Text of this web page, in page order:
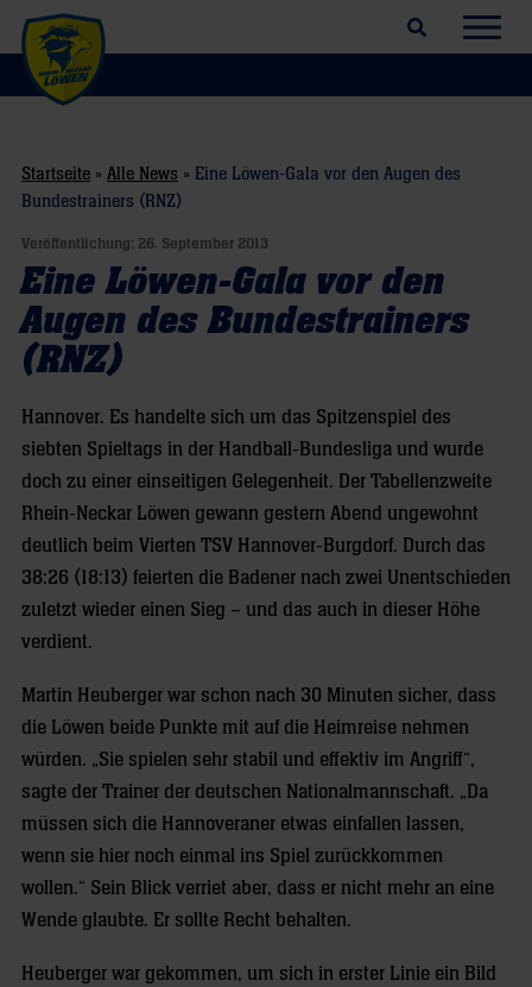
Suchfeld öffnen
Startseite » Alle News » Eine Löwen-Gala vor den Augen des
Bundestrainers (RNZ)
Veröffentlichung: 26. September 2013
Eine Löwen-Gala vor den
Augen des Bundestrainers
(RNZ)
Hannover. Es handelte sich um das Spitzenspiel des
siebten Spieltags in der Handball-Bundesliga und wurde
doch zu einer einseitigen Gelegenheit. Der Tabellenzweite
Rhein-Neckar Löwen gewann gestern Abend ungewohnt
deutlich beim Vierten TSV Hannover-Burgdorf. Durch das
38:26 (18:13) feierten die Badener nach zwei Unentschieden
zuletzt wieder einen Sieg – und das auch in dieser Höhe
verdient.
Martin Heuberger war schon nach 30 Minuten sicher, dass
die Löwen beide Punkte mit auf die Heimreise nehmen
würden. „Sie spielen sehr stabil und effektiv im Angriff“,
sagte der Trainer der deutschen Nationalmannschaft. „Da
müssen sich die Hannoveraner etwas einfallen lassen,
wenn sie hier noch einmal ins Spiel zurückkommen
wollen.“ Sein Blick verriet aber, dass er nicht mehr an eine
Wende glaubte. Er sollte Recht behalten.
Heuberger war gekommen, um sich in erster Linie ein Bild